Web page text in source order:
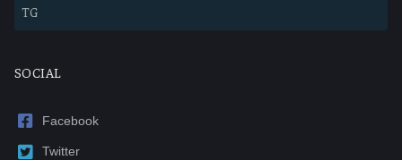
TG
SOCIAL
Facebook
Twitter